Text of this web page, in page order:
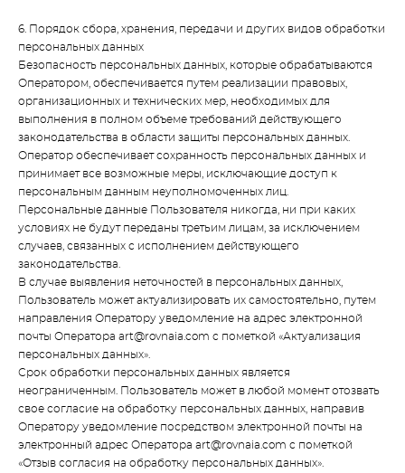
6. Порядок сбора, хранения, передачи и других видов обработки
персональных данных
Безопасность персональных данных, которые обрабатываются
Оператором, обеспечивается путем реализации правовых,
организационных и технических мер, необходимых для
выполнения в полном объеме требований действующего
законодательства в области защиты персональных данных.
Оператор обеспечивает сохранность персональных данных и
принимает все возможные меры, исключающие доступ к
персональным данным неуполномоченных лиц.
Персональные данные Пользователя никогда, ни при каких
условиях не будут переданы третьим лицам, за исключением
случаев, связанных с исполнением действующего
законодательства.
В случае выявления неточностей в персональных данных,
Пользователь может актуализировать их самостоятельно, путем
направления Оператору уведомление на адрес электронной
почты Оператора art@rovnaia.com с пометкой «Актуализация
персональных данных».
Срок обработки персональных данных является
неограниченным. Пользователь может в любой момент отозвать
свое согласие на обработку персональных данных, направив
Оператору уведомление посредством электронной почты на
электронный адрес Оператора art@rovnaia.com с пометкой
«Отзыв согласия на обработку персональных данных».